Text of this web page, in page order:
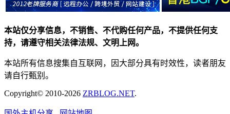
本站仅分享信息，不销售、不代购任何产品，不提供任何支
持，请遵守相关法律法规、文明上网。
本站所有信息搜集自互联网，因大部分具有时效性，读者朋友
请自行甄别。
Copyright© 2010-2026 ZRBLOG.NET.